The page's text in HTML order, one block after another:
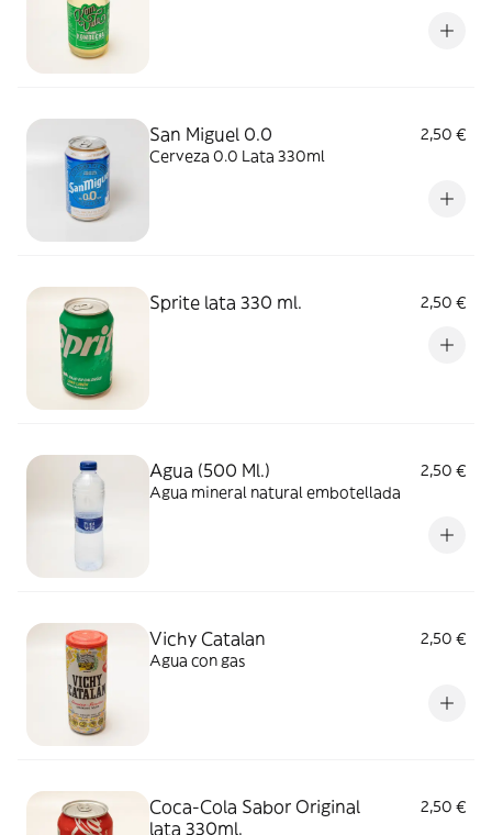
San Miguel 0.0
2,50 €
Cerveza 0.0 Lata 330ml
Sprite lata 330 ml. 2,50 €
Agua (500 Ml.)
2,50 €
Agua mineral natural embotellada
Vichy Catalan
2,50 €
Agua con gas
Coca-Cola Sabor Original
lata 330ml.
2,50 €